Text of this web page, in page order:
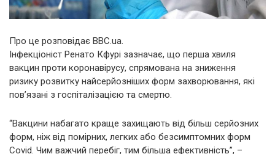
Про це розповідає BBC.ua.
Інфекціоніст Ренато Кфурі зазначає, що перша хвиля
вакцин проти коронавірусу, спрямована на зниження
ризику розвитку найсерйозніших форм захворювання, які
пов’язані з госпіталізацією та смертю.
“Вакцини набагато краще захищають від більш серйозних
форм, ніж від помірних, легких або безсимптомних форм
Covid. Чим важчий перебіг, тим більша ефективність”, –